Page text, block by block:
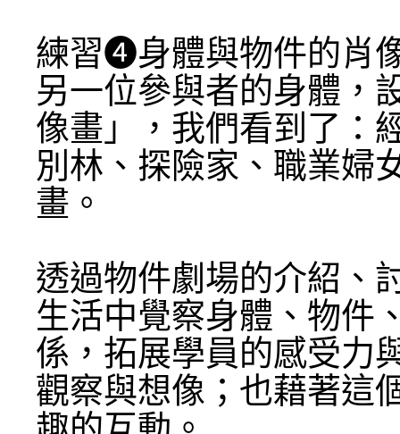
練習➍身體與物件的肖
另一位參與者的身體，
像畫」，我們看到了：
別林、探險家、職業婦
畫。
透過物件劇場的介紹、
生活中覺察身體、物件
係，拓展學員的感受力
觀察與想像；也藉著這